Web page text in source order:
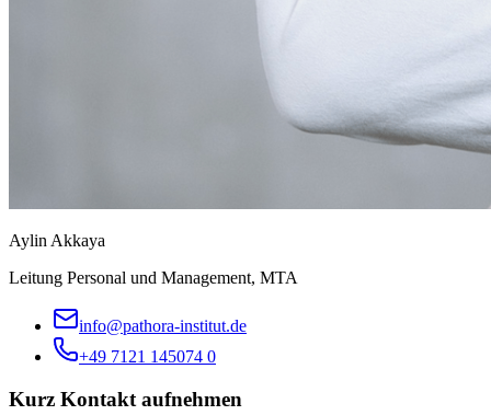
Aylin Akkaya
Leitung Personal und Management, MTA
info@pathora-institut.de
+49 7121 145074 0
Kurz Kontakt aufnehmen